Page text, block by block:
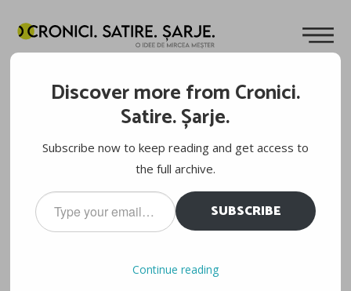
TENIS: US OPEN 2020, FAZA PE REVER
Discover more from Cronici.
Satire. Șarje.
Subscribe now to keep reading and get access to
the full archive.
Type
your
email…
SUBSCRIBE
Continue reading